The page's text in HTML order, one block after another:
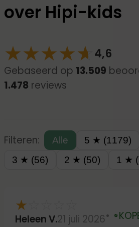
over Hipi-kids
★★★★☆
★ 4,6
Gebaseerd op 13.509
1.478 reviews
Filteren: Alle 5 ★ (1179)
3 ★ (56)
2 ★ (50) 1 ★
★
Heleen V.21 juli 2026 Geverifieerd